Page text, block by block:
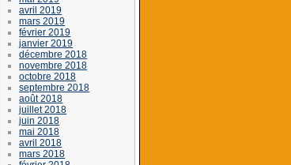
avril 2019
mars 2019
février 2019
janvier 2019
décembre 2018
novembre 2018
octobre 2018
septembre 2018
août 2018
juillet 2018
juin 2018
mai 2018
avril 2018
mars 2018